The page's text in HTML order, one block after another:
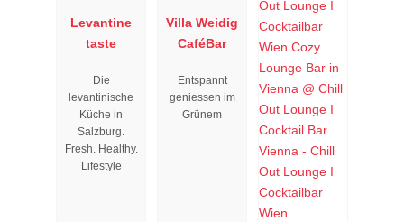
Levantine
taste
Die
levantinische
Küche in
Salzburg.
Fresh. Healthy.
Lifestyle
Villa Weidig
CaféBar
Entspannt
geniessen im
Grünem